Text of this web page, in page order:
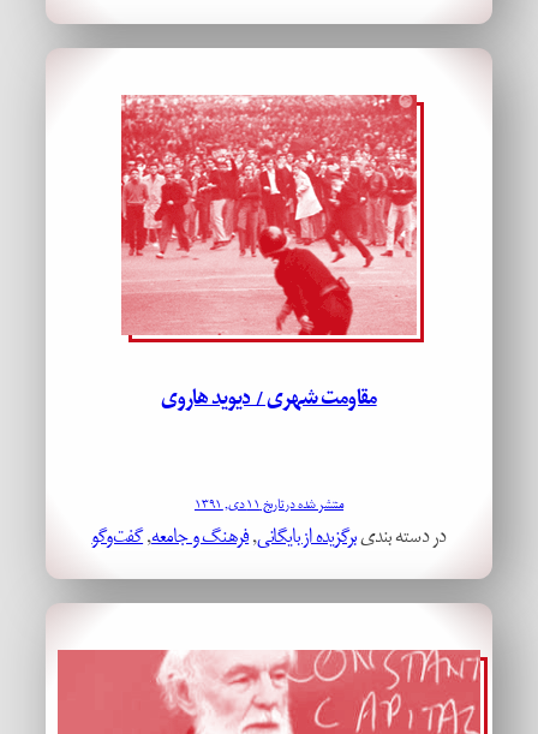
مقاومت شهری / دیوید هاروی
منتشر شده در تاریخ ۱۱ دی, ۱۳۹۱
در دسته بندیبرگزیده از بایگانی, فرهنگ و جامعه, گفت‌وگو